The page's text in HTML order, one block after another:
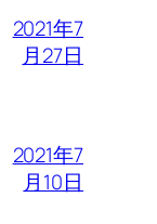
2021年7
月27日
2021年7
月10日